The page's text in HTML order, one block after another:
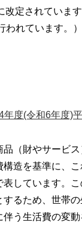
定されています
れています。）
年度(令和6年度)
（財やサービ
造を基準に、
しています。
るため、世帯
う生活費の変